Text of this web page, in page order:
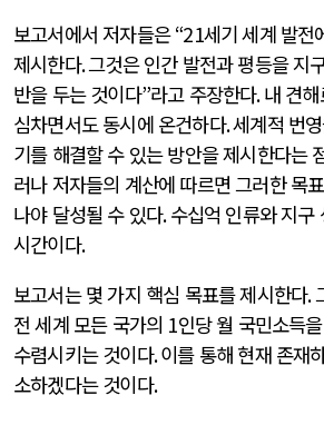
보고서에서 저자들은“21세기 세계 발전
제시한다.그것은 인간 발전과 평등을 지
반을 두는 것이다”라고 주장한다.내 견
심차면서도 동시에 온건하다.세계적 번
기를 해결할 수 있는 방안을 제시한다는
러나 저자들의 계산에 따르면 그러한 목
나야 달성될 수 있다.수십억 인류와 지구
시간이다.
보고서는 몇 가지 핵심 목표를 제시한다.
전 세계 모든 국가의 1인당 월 국민소득을
수렴시키는 것이다.이를 통해 현재 존재
소하겠다는 것이다.